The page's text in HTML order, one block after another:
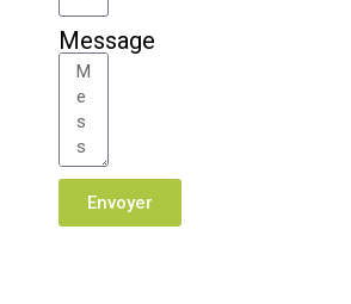
Message
Envoyer